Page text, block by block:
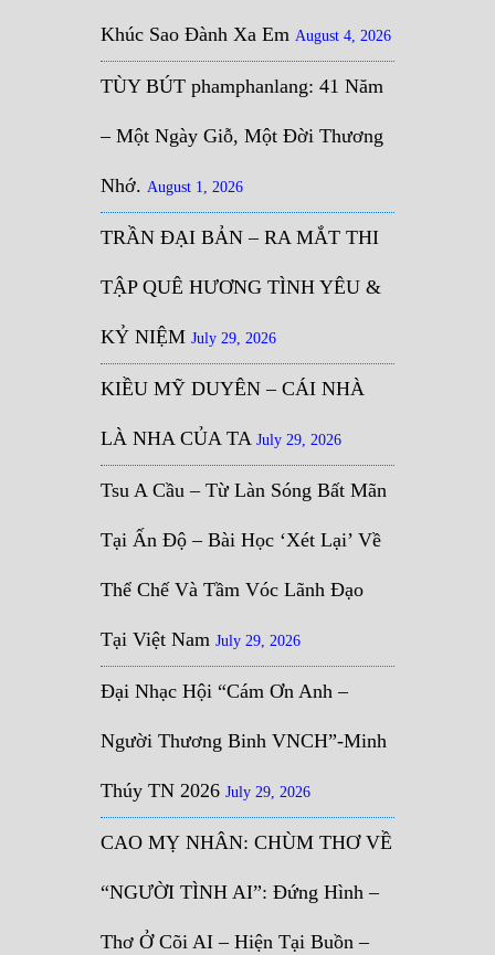
Khúc Sao Đành Xa Em August 4, 2026
TÙY BÚT phamphanlang: 41 Năm
– Một Ngày Giỗ, Một Đời Thương
Nhớ. August 1, 2026
TRẦN ĐẠI BẢN – RA MẮT THI
TẬP QUÊ HƯƠNG TÌNH YÊU &
KỶ NIỆM July 29, 2026
KIỀU MỸ DUYÊN – CÁI NHÀ
LÀ NHA CỦA TA July 29, 2026
Tsu A Cầu – Từ Làn Sóng Bất Mãn
Tại Ấn Độ – Bài Học ‘Xét Lại’ Về
Thể Chế Và Tầm Vóc Lãnh Đạo
Tại Việt Nam July 29, 2026
Đại Nhạc Hội “Cám Ơn Anh –
Người Thương Binh VNCH”-Minh
Thúy TN 2026 July 29, 2026
CAO MỴ NHÂN: CHÙM THƠ VỀ
“NGƯỜI TÌNH AI”: Đứng Hình –
Thơ Ở Cõi AI – Hiện Tại Buồn –